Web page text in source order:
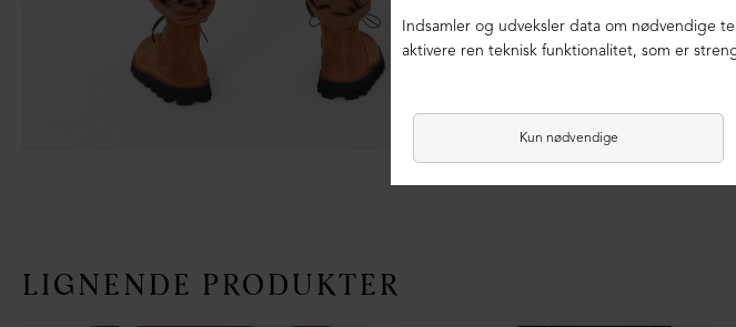
LIGNENDE PRODUKTER